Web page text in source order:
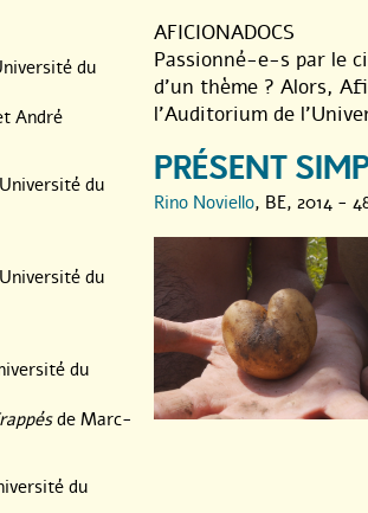
du
André
du
du
du
de Marc-
du
AFICIONADOCS
Passionné-e-s par le
d’un thème ? Alors,
l’Auditorium de
PRÉSENT
Rino Noviello, BE, 2014 -